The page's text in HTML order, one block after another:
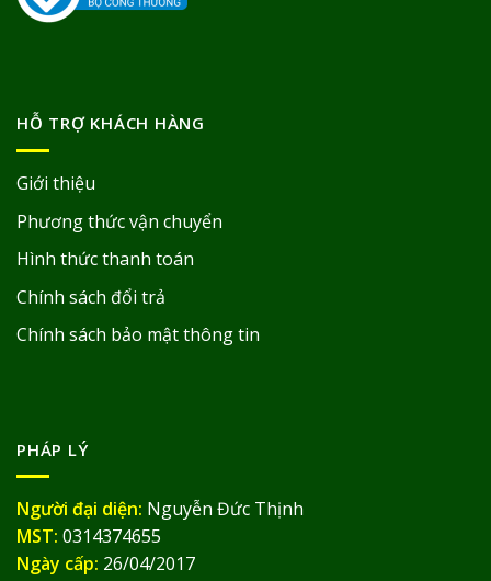
HỖ TRỢ KHÁCH HÀNG
Giới thiệu
Phương thức vận chuyển
Hình thức thanh toán
Chính sách đổi trả
Chính sách bảo mật thông tin
PHÁP LÝ
Người đại diện: Nguyễn Đức Thịnh
MST: 0314374655
Ngày cấp: 26/04/2017